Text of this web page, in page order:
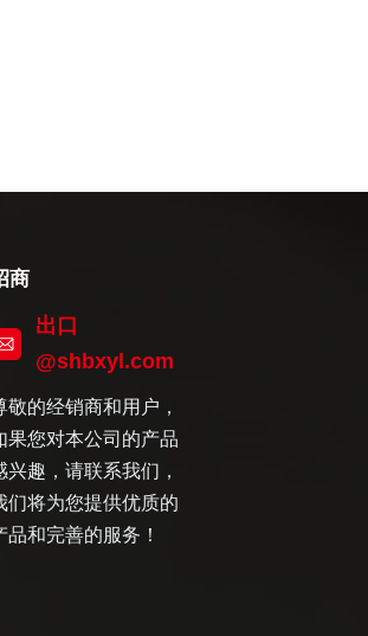
商
出口
@shbxyl.com
敬的经销商和用户，
果您对本公司的产品
兴趣，请联系我们，
们将为您提供优质的
品和完善的服务！